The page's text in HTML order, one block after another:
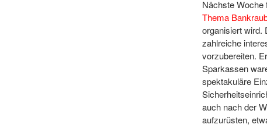
Nächste Woche
Thema
organisiert wird.
zahlreiche
vorzubereiten.
Sparkassen
spektakuläre
auch nach der
aufzurüsten,